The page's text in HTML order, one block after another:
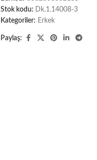
Stok kodu: Dk.1.14008-3
Kategoriler: Erkek
Paylaş: